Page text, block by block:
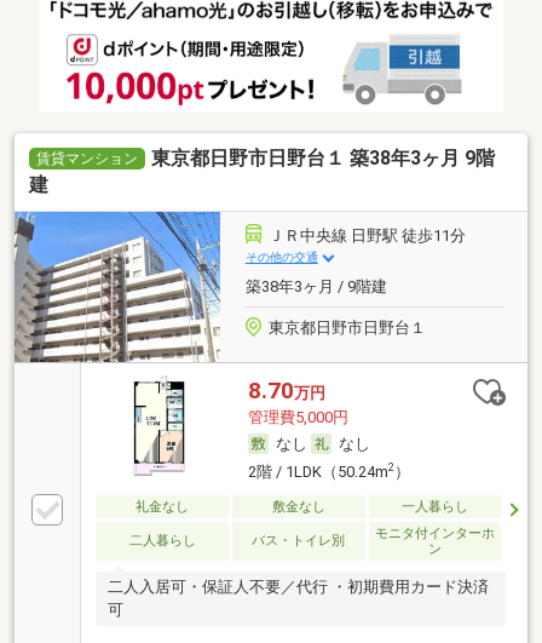
賃貸マンション
東京都日野市日野台１ 築38年3ヶ月 9階
建
ＪＲ中央線 日野駅 徒歩11分
その他の交通
築38年3ヶ月 / 9階建
東京都日野市日野台１
8.70万円
管理費5,000円
なし
なし
2階 / 1LDK（50.24m2）
礼金なし 敷金なし 一人暮らし
二人暮らし バス・トイレ別
モニタ付インターホ
ン
二人入居可・保証人不要／代行 ・初期費用カード決済
可